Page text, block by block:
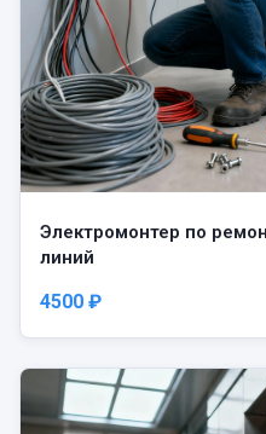
Электромонтер по
линий
4500 ₽